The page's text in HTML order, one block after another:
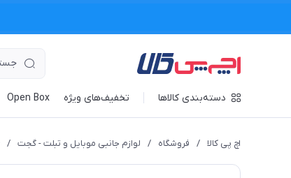
دسته‌بندی کالاها تخفیف‌های ویژه Open Box
اچ پی کالا / فروشگاه / لوازم جانبی موبایل و تبلت - گجت /